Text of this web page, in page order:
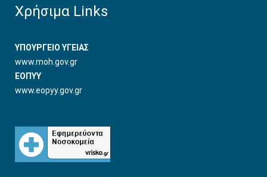
Χρήσιμα Links
ΥΠΟΥΡΓΕΙΟ ΥΓΕΙΑΣ
www.moh.gov.gr
ΕΟΠΥΥ
www.eopyy.gov.gr